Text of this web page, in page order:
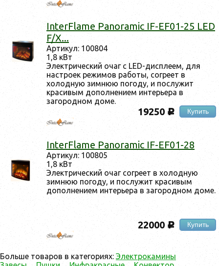
InterFlame Panoramic IF-EF01-25 LED
F/X...
Артикул: 100804
1,8 кВт
Электрический очаг с LED-дисплеем, для
настроек режимов работы, согреет в
холодную зимнюю погоду, и послужит
красивым дополнением интерьера в
загородном доме.
19250 c Купить
InterFlame Panoramic IF-EF01-28
Артикул: 100805
1,8 кВт
Электрический очаг согреет в холодную
зимнюю погоду, и послужит красивым
дополнением интерьера в загородном доме.
22000 c Купить
Больше товаров в категориях: Электрокамины